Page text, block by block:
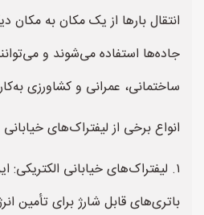
انتقال بارها از یک مکان به
جاده‌ها استفاده می‌شوند و
ساختمانی، عمرانی و کشاورزی
انواع برخی از لیفتراک‌های خیابانی
۱. لیفتراک‌های خیابانی الکتریکی:
باتری‌های قابل شارژ برای تأمین